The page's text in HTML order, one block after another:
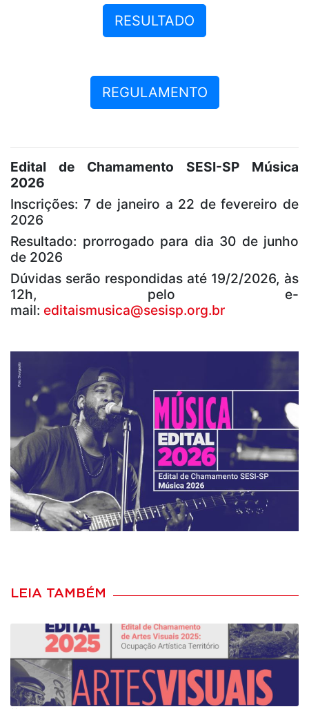
RESULTADO
REGULAMENTO
Edital de Chamamento SESI-SP Música
2026
Inscrições: 7 de janeiro a 22 de fevereiro de
2026
Resultado: prorrogado para dia 30 de junho
de 2026
Dúvidas serão respondidas até 19/2/2026, às
12h, pelo e-
mail: editaismusica@sesisp.org.br
LEIA TAMBÉM